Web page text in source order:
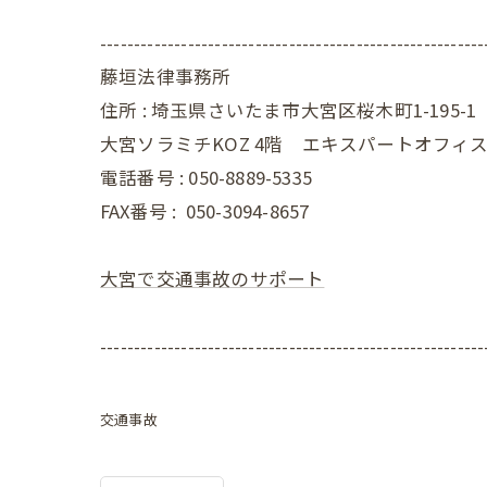
藤垣法律事務所
住所 : 埼玉県さいたま市大宮区桜木町1-195-1
大宮ソラミチKOZ 4階 エキスパートオフィ
電話番号 : 050-8889-5335
FAX番号 : 050-3094-8657
大宮で交通事故のサポート
交通事故